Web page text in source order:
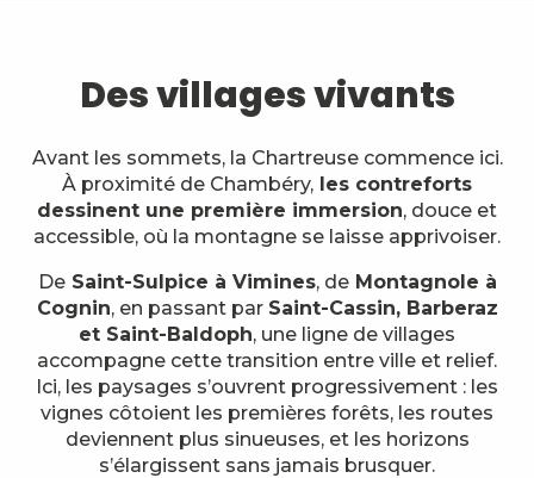
2 Sentiers
3 Histoire
4 Se loger
5 L’harmonie parfaite
Des villages vivants
Avant les sommets, la Chartreuse commence ici.
À proximité de Chambéry, les contreforts
dessinent une première immersion, douce et
accessible, où la montagne se laisse apprivoiser.
DeSaint-Sulpice à Vimines, deMontagnole à
Cognin, en passant par Saint-Cassin, Barberaz
et Saint-Baldoph, une ligne de villages
accompagne cette transition entre ville et relief.
Ici, les paysages s’ouvrent progressivement : les
vignes côtoient les premières forêts, les routes
deviennent plus sinueuses, et les horizons
s’élargissent sans jamais brusquer.